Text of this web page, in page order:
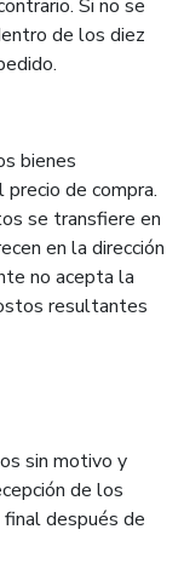
Si no se
de los diez
bienes
de compra.
se transfiere en
en la dirección
no acepta la
resultantes
sin motivo y
de los
después de